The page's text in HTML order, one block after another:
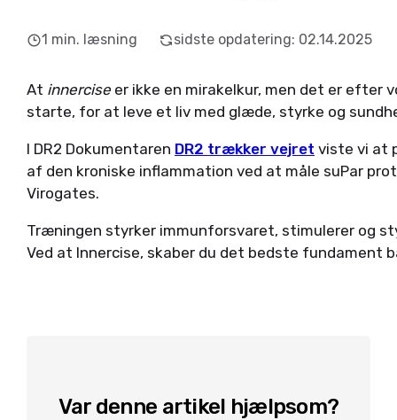
1 min. læsning sidste opdatering: 02.14.2025
At innercise er ikke en mirakelkur, men det er efter
starte, for at leve et liv med glæde, styrke og
I DR2 Dokumentaren DR2 trækker vejret viste vi at
af den kroniske inflammation ved at måle suPar
Virogates.
Træningen styrker immunforsvaret, stimulerer og
Ved at Innercise, skaber du det bedste fundament
Var denne artikel hjælpsom?